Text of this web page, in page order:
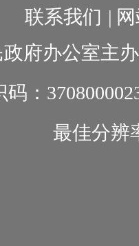
联系我们 |
府办公室主
：
最佳分辨